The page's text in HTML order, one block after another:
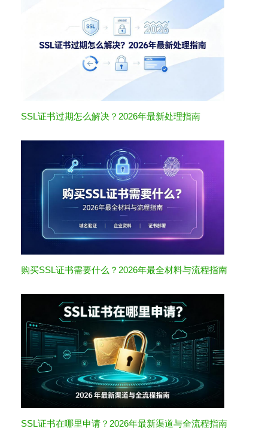
SSL证书过期怎么解决？2026年最新处理指南
购买SSL证书需要什么？2026年最全材料与流程指南
SSL证书在哪里申请？2026年最新渠道与全流程指南